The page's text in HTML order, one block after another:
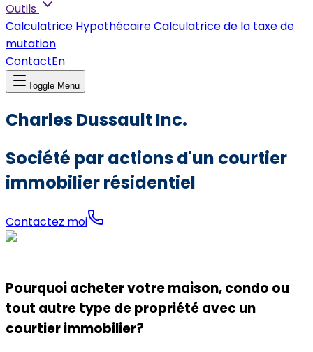
Outils
Calculatrice HypothécaireCalculatrice de la taxe de
mutation
ContactEn
Toggle Menu
Charles Dussault Inc.
Société par actions d'un courtier
immobilier résidentiel
Contactez moi
Pourquoi acheter votre maison, condo ou
tout autre type de propriété avec un
courtier immobilier?